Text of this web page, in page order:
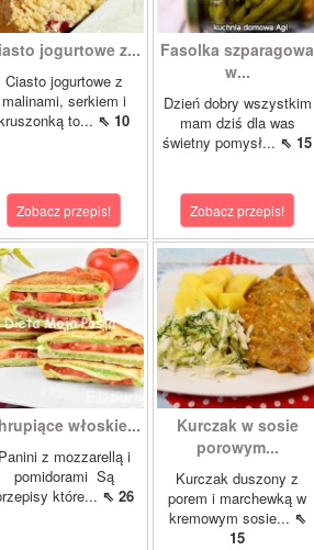
jogurtowe z...
Ciasto jogurtowe z
malinami, serkiem i
to... ⇖ 10
Zobacz przepis!
Fasolka szparagowa
w...
Dzień dobry wszystkim
mam dziś dla was
świetny pomysł... ⇖ 15
Zobacz przepis!
włoskie...
Panini z mozzarellą i
pomidorami Są
które... ⇖ 26
Kurczak w sosie
porowym...
Kurczak duszony z
porem i marchewką w
kremowym sosie... ⇖
15